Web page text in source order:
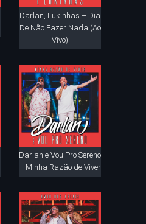
Darlan, Lukinhas – Dia
De Não Fazer Nada (Ao
Vivo)
Darlan e Vou Pro Sereno
– Minha Razão de Viver